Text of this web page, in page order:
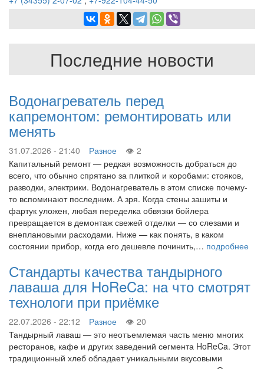
Последние новости
Водонагреватель перед
капремонтом: ремонтировать или
менять
31.07.2026 - 21:40 Разное
2
Капитальный ремонт — редкая возможность добраться до
всего, что обычно спрятано за плиткой и коробами: стояков,
разводки, электрики. Водонагреватель в этом списке почему-
то вспоминают последним. А зря. Когда стены зашиты и
фартук уложен, любая переделка обвязки бойлера
превращается в демонтаж свежей отделки — со слезами и
внеплановыми расходами. Ниже — как понять, в каком
состоянии прибор, когда его дешевле починить,… подробнее
Стандарты качества тандырного
лаваша для HoReCa: на что смотрят
технологи при приёмке
22.07.2026 - 22:12 Разное
20
Тандырный лаваш — это неотъемлемая часть меню многих
ресторанов, кафе и других заведений сегмента HoReCa. Этот
традиционный хлеб обладает уникальными вкусовыми